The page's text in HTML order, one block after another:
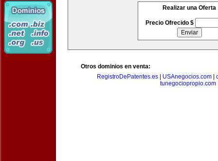
Realizar una Oferta
Precio Ofrecido $
Otros dominios en venta:
RegistroDePatentes.es
USAnegocios.com
tunegociopropio.com